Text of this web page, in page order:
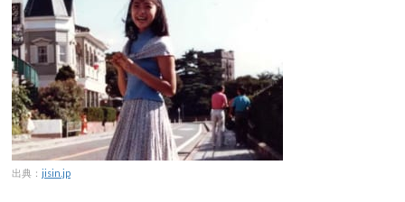
出典： jisin.jp